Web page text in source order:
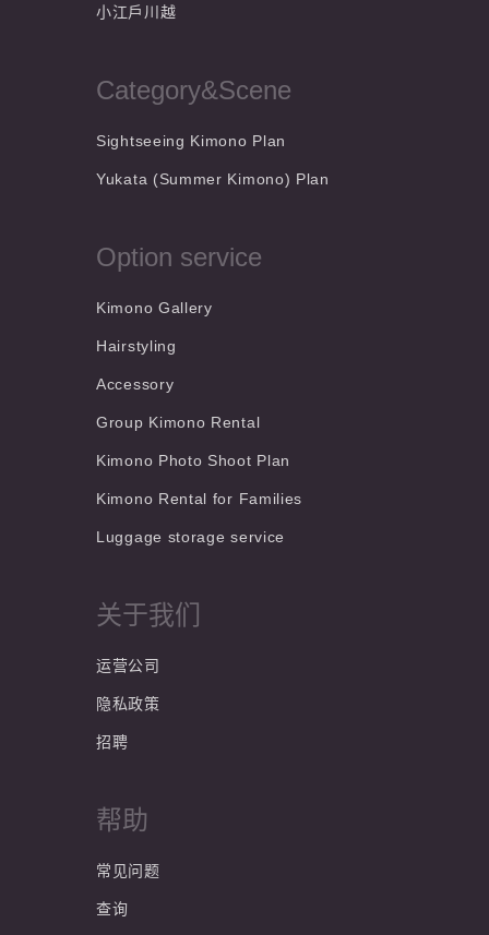
小江戶川越
Category&Scene
Sightseeing Kimono Plan
Yukata (Summer Kimono) Plan
Option service
Kimono Gallery
Hairstyling
Accessory
Group Kimono Rental
Kimono Photo Shoot Plan
Kimono Rental for Families
Luggage storage service
关于我们
运营公司
隐私政策
招聘
帮助
常见问题
查询